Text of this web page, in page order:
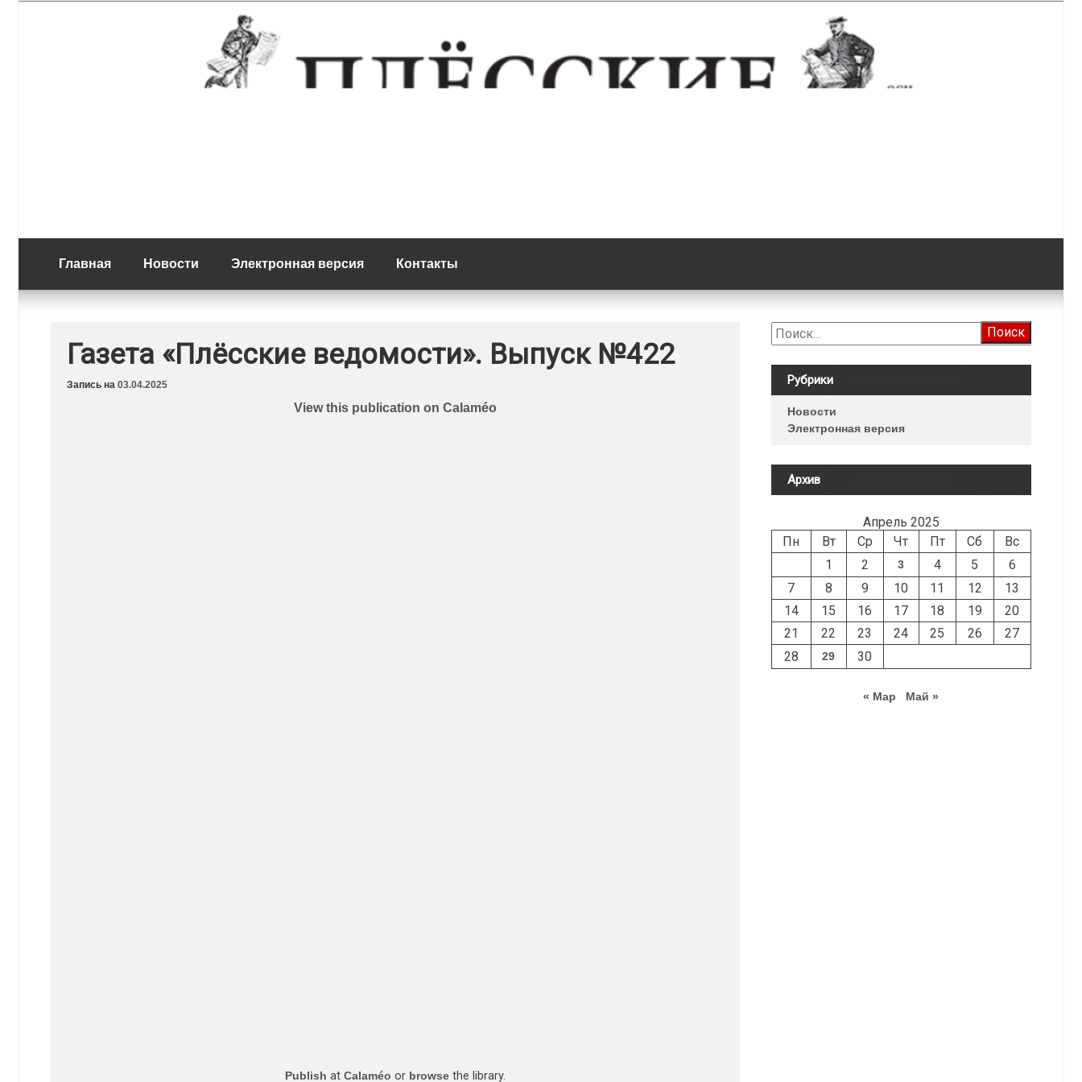
Плёсские ведомости | газета города Плёс
Новости, события, праздники в маленьком уютном волжском городе Плёс
Главная Новости Электронная версия Контакты
Газета «Плёсские ведомости». Выпуск №422
Запись на 03.04.2025
View this publication on Calaméo
Publish at Calaméo or browsethe library.
Найти:
Рубрики
Новости
Электронная версия
Архив
Апрель 2025
Пн
Вт Ср Чт Пт Сб
Вс
1
2 3 4 5
6
7
8 9 10 11 12
13
14
15 16 17 18 19
20
21
22 23 24 25 26
27
28
29 30
« Мар Май »